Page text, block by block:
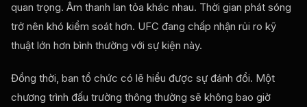
quan trọng. Âm thanh lan tỏa khác nhau. Thời gian phát sóng
trở nên khó kiểm soát hơn. UFC đang chấp nhận rủi ro kỹ
thuật lớn hơn bình thường với sự kiện này.
Đồng thời, ban tổ chức có lẽ hiểu được sự đánh đổi. Một
chương trình đấu trường thông thường sẽ không bao giờ